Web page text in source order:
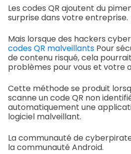
Les codes QR ajoutent du
surprise dans votre entreprise.
Mais lorsque des hackers
codes QR malveillants Pour
de contenu risqué, cela
problèmes pour vous et votre
Cette méthode se produit
scanne un code QR non
automatiquement une
logiciel malveillant.
La communauté de
la communauté Android.